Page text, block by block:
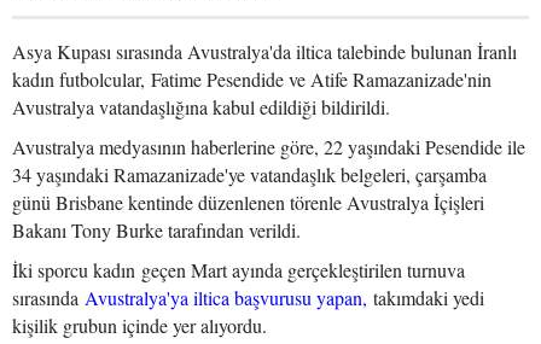
Asya Kupası sırasında Avustralya'da iltica talebinde bulunan İranlı
kadın futbolcular, Fatime Pesendide ve Atife Ramazanizade'nin
Avustralya vatandaşlığına kabul edildiği bildirildi.
Avustralya medyasının haberlerine göre, 22 yaşındaki Pesendide ile
34 yaşındaki Ramazanizade'ye vatandaşlık belgeleri, çarşamba
günü Brisbane kentinde düzenlenen törenle Avustralya İçişleri
Bakanı Tony Burke tarafından verildi.
İki sporcu kadın geçen Mart ayında gerçekleştirilen turnuva
sırasında Avustralya'ya iltica başvurusu yapan, takımdaki yedi
kişilik grubun içinde yer alıyordu.